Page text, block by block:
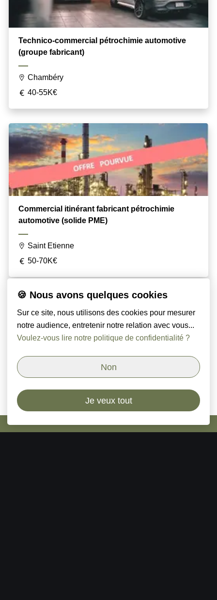
Technico-commercial pétrochimie automotive
(groupe fabricant)
Chambéry
40-55K€
Commercial itinérant fabricant pétrochimie
automotive (solide PME)
Saint Etienne
50-70K€
Par page
Set
page
size
Orso & Paoli - Cabinet de chasseurs de têtes
🍪 Nous avons quelques cookies
Sur ce site, nous utilisons des cookies pour mesurer
notre audience, entretenir notre relation avec vous...
Voulez-vous lire notre politique de confidentialité ?
Non
Je veux tout